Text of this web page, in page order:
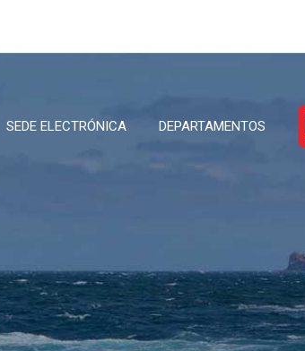
SEDE ELECTRÓNICA DEPARTAMENTOS